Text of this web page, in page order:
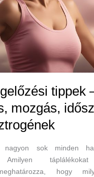
tippek
mozgás,
nagyon sok minden
Amilyen táplálékokat
hogy